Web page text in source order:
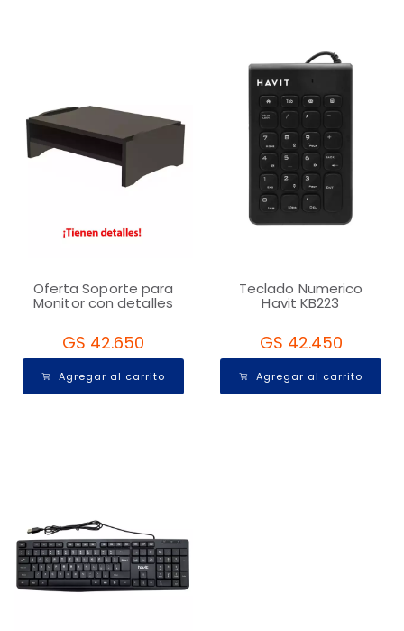
Oferta Soporte para
Monitor con detalles
GS 42.650
Agregar al carrito
Teclado Numerico
Havit KB223
GS 42.450
Agregar al carrito